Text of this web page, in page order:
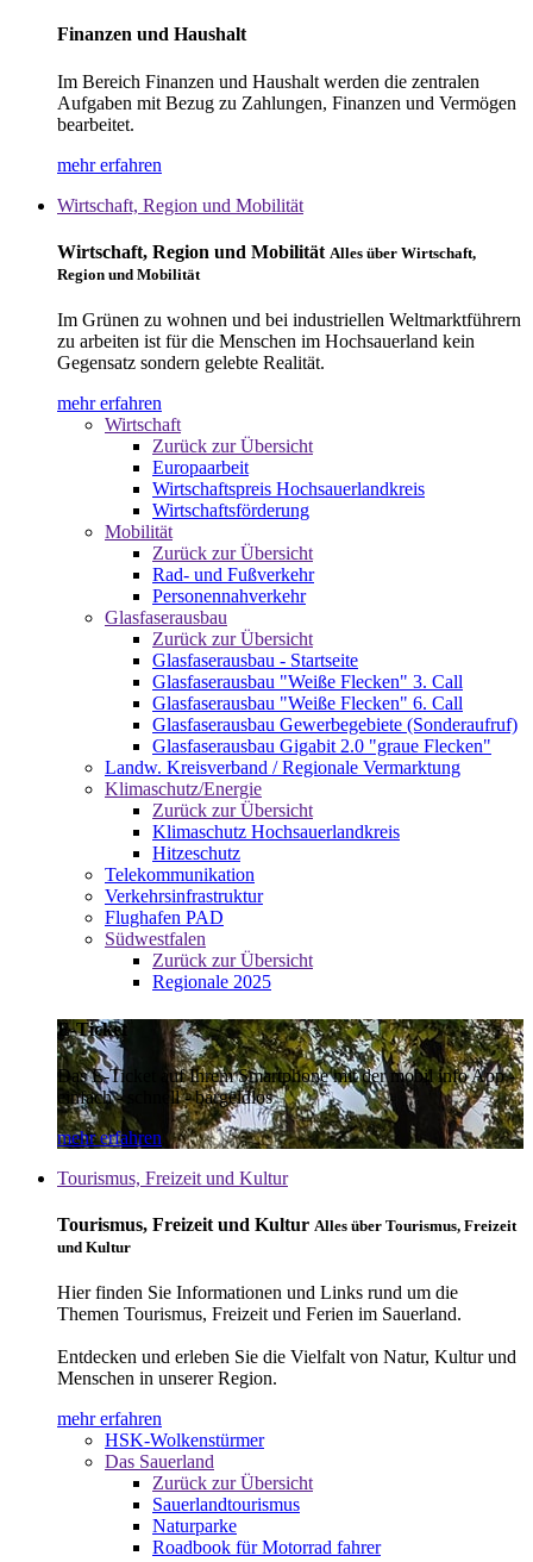
Finanzen und Haushalt
Im Bereich Finanzen und Haushalt werden die zentralen
Aufgaben mit Bezug zu Zahlungen, Finanzen und Vermögen
bearbeitet.
mehr erfahren
Wirtschaft, Region und Mobilität
Wirtschaft, Region und Mobilität Alles über Wirtschaft,
Region und Mobilität
Im Grünen zu wohnen und bei industriellen Weltmarktführern
zu arbeiten ist für die Menschen im Hochsauerland kein
Gegensatz sondern gelebte Realität.
mehr erfahren
Wirtschaft
Zurück zur Übersicht
Europaarbeit
Wirtschaftspreis Hochsauerlandkreis
Wirtschaftsförderung
Mobilität
Zurück zur Übersicht
Rad- und Fußverkehr
Personennahverkehr
Glasfaserausbau
Zurück zur Übersicht
Glasfaserausbau - Startseite
Glasfaserausbau "Weiße Flecken" 3. Call
Glasfaserausbau "Weiße Flecken" 6. Call
Glasfaserausbau Gewerbegebiete (Sonderaufruf)
Glasfaserausbau Gigabit 2.0 "graue Flecken"
Landw. Kreisverband / Regionale Vermarktung
Klimaschutz/Energie
Zurück zur Übersicht
Klimaschutz Hochsauerlandkreis
Hitzeschutz
Telekommunikation
Verkehrsinfrastruktur
Flughafen PAD
Südwestfalen
Zurück zur Übersicht
Regionale 2025
E-Ticket
Das E-Ticket auf Ihrem Smartphone mit der mobil info App -
einfach - schnell - bargeldlos
mehr erfahren
Tourismus, Freizeit und Kultur
Tourismus, Freizeit und Kultur Alles über Tourismus, Freizeit
und Kultur
Hier finden Sie Informationen und Links rund um die
Themen Tourismus, Freizeit und Ferien im Sauerland.
Entdecken und erleben Sie die Vielfalt von Natur, Kultur und
Menschen in unserer Region.
mehr erfahren
HSK-Wolkenstürmer
Das Sauerland
Zurück zur Übersicht
Sauerlandtourismus
Naturparke
Roadbook für Motorrad fahrer